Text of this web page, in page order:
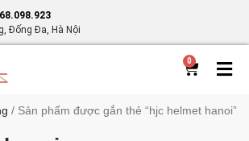
Đống Đa, Hà Nội
0
/ Sản phẩm được gắn thẻ “hjc helmet hanoi”